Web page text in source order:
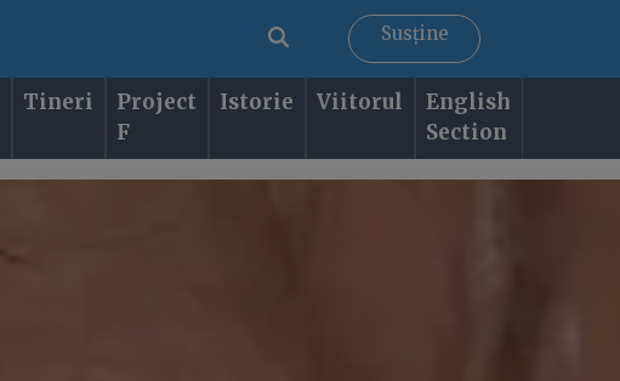
Susține
Tineri
Project
F
Istorie Viitorul
English
Section